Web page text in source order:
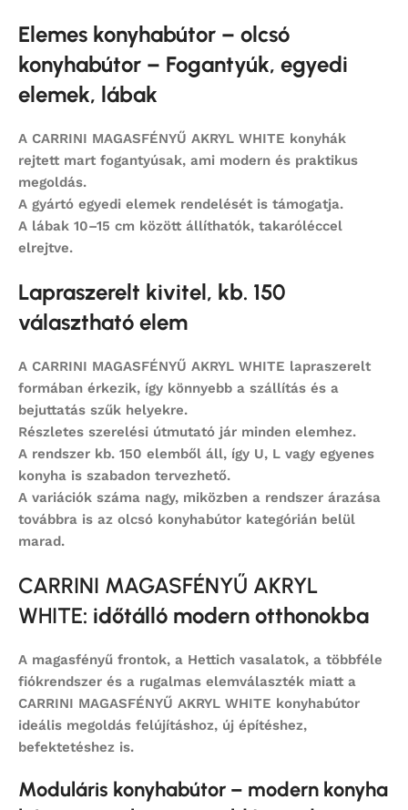
Elemes konyhabútor – olcsó
konyhabútor – Fogantyúk, egyedi
elemek, lábak
A CARRINI MAGASFÉNYŰ AKRYL WHITE konyhák
rejtett mart fogantyúsak, ami modern és praktikus
megoldás.
A gyártó egyedi elemek rendelését is támogatja.
A lábak 10–15 cm között állíthatók, takaróléccel
elrejtve.
Lapraszerelt kivitel, kb. 150
választható elem
A CARRINI MAGASFÉNYŰ AKRYL WHITE lapraszerelt
formában érkezik, így könnyebb a szállítás és a
bejuttatás szűk helyekre.
Részletes szerelési útmutató jár minden elemhez.
A rendszer kb. 150 elemből áll, így U, L vagy egyenes
konyha is szabadon tervezhető.
A variációk száma nagy, miközben a rendszer árazása
továbbra is az olcsó konyhabútor kategórián belül
marad.
CARRINI MAGASFÉNYŰ AKRYL
WHITE: időtálló modern otthonokba
A magasfényű frontok, a Hettich vasalatok, a többféle
fiókrendszer és a rugalmas elemválaszték miatt a
CARRINI MAGASFÉNYŰ AKRYL WHITE konyhabútor
ideális megoldás felújításhoz, új építéshez,
befektetéshez is.
Moduláris konyhabútor – modern konyha